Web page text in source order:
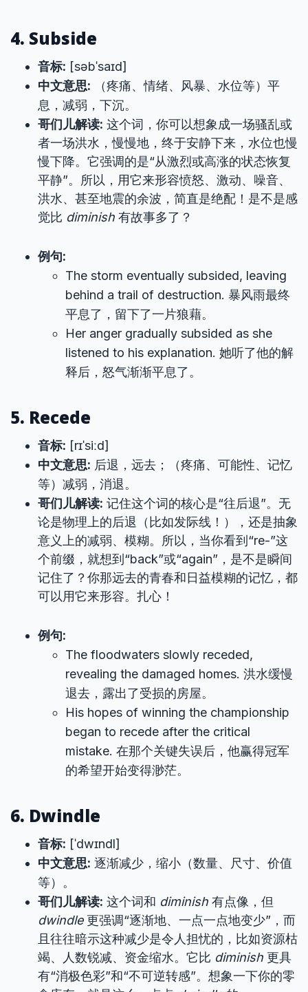
4. Subside
音标: [səbˈsaɪd]
中文意思: （疼痛、情绪、风暴、水位等）平
息，减弱，下沉。
哥们儿解读: 这个词，你可以想象成一场骚乱或
者一场洪水，慢慢地，终于安静下来，水位也慢
慢下降。它强调的是“从激烈或高涨的状态恢复
平静”。所以，用它来形容愤怒、激动、噪音、
洪水、甚至地震的余波，简直是绝配！是不是感
觉比 diminish 有故事多了？
例句:
The storm eventually subsided, leaving
behind a trail of destruction. 暴风雨最终
平息了，留下了一片狼藉。
Her anger gradually subsided as she
listened to his explanation. 她听了他的解
释后，怒气渐渐平息了。
5. Recede
音标: [rɪˈsiːd]
中文意思: 后退，远去；（疼痛、可能性、记忆
等）减弱，消退。
哥们儿解读: 记住这个词的核心是“往后退”。无
论是物理上的后退（比如发际线！），还是抽象
意义上的减弱、模糊。所以，当你看到“re-”这
个前缀，就想到“back”或“again”，是不是瞬间
记住了？你那远去的青春和日益模糊的记忆，都
可以用它来形容。扎心！
例句:
The floodwaters slowly receded,
revealing the damaged homes. 洪水缓慢
退去，露出了受损的房屋。
His hopes of winning the championship
began to recede after the critical
mistake. 在那个关键失误后，他赢得冠军
的希望开始变得渺茫。
6. Dwindle
音标: [ˈdwɪndl]
中文意思: 逐渐减少，缩小（数量、尺寸、价值
等）。
哥们儿解读: 这个词和 diminish 有点像，但
dwindle更强调“逐渐地、一点一点地变少”，而
且往往暗示这种减少是令人担忧的，比如资源枯
竭、人数锐减、资金缩水。它比 diminish 更具
有“消极色彩”和“不可逆转感”。想象一下你的零